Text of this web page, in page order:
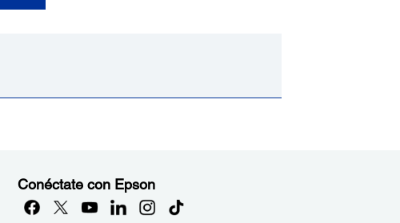
Conéctate con Epson